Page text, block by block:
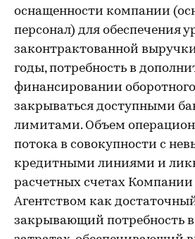
оснащенности компании
персонал) для обеспечения
законтрактованной
годы, потребность в
финансировании
закрываться доступными
лимитами. Объем
потока в совокупности с
кредитными линиями и
расчетных счетах Компании
Агентством как
закрывающий потребность